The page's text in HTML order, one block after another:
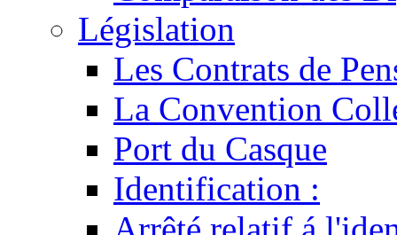
Législation
Les Contrats de
La Convention
Port du Casque
Identification :